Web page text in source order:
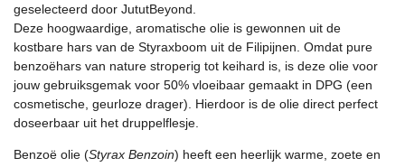
4
8
1
geselecteerd door JututBeyond.
Deze hoogwaardige, aromatische olie is gewonnen uit de
kostbare hars van de Styraxboom uit de Filipijnen. Omdat pure
benzoëhars van nature stroperig tot keihard is, is deze olie voor
jouw gebruiksgemak voor 50% vloeibaar gemaakt in DPG (een
cosmetische, geurloze drager). Hierdoor is de olie direct perfect
doseerbaar uit het druppelflesje.
Benzoë olie (Styrax Benzoin) heeft een heerlijk warme, zoete en